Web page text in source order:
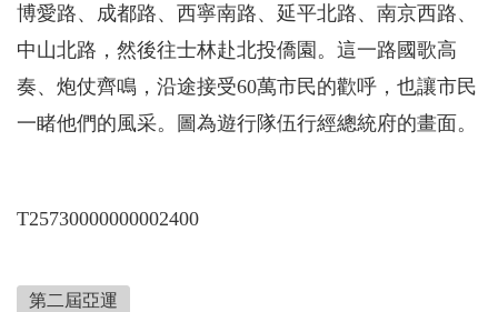
博愛路、成都路、西寧南路、延平北路、南京西路、
中山北路，然後往士林赴北投僑園。這一路國歌高
奏、炮仗齊鳴，沿途接受60萬市民的歡呼，也讓市民
一睹他們的風采。圖為遊行隊伍行經總統府的畫面。
T25730000000002400
第二屆亞運